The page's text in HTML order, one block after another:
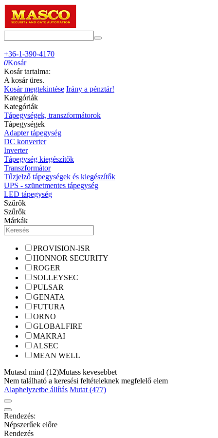
+36-1-390-4170
0Kosár
Kosár tartalma:
A kosár üres.
Kosár megtekintése Irány a pénztár!
Kategóriák
Kategóriák
Tápegységek, transzformátorok
Tápegységek
Adapter tápegység
DC konverter
Inverter
Tápegység kiegészítők
Transzformátor
Tűzjelző tápegységek és kiegészítők
UPS - szünetmentes tápegység
LED tápegység
Szűrők
Szűrők
Márkák
PROVISION-ISR
HONNOR SECURITY
ROGER
SOLLEYSEC
PULSAR
GENATA
FUTURA
ORNO
GLOBALFIRE
MAKRAI
ALSEC
MEAN WELL
Mutasd mind (12)Mutass kevesebbet
Nem található a keresési feltételeknek megfelelő elem
Alaphelyzetbe állítás Mutat (477)
Rendezés:
Népszerűek előre
Rendezés